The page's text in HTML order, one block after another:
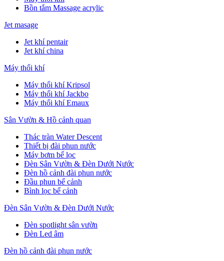
Bồn tắm Massage acrylic
Jet masage
Jet khí pentair
Jet khí china
Máy thổi khí
Máy thổi khí Kripsol
Máy thổi khí Jackbo
Máy thổi khí Emaux
Sân Vườn & Hồ cảnh quan
Thác tràn Water Descent
Thiết bị đài phun nước
Máy bơm bể lọc
Đèn Sân Vườn & Đèn Dưới Nước
Đèn hồ cảnh đài phun nước
Đầu phun bể cảnh
Bình lọc bể cảnh
Đèn Sân Vườn & Đèn Dưới Nước
Đèn spotlight sân vườn
Đèn Led âm
Đèn hồ cảnh đài phun nước